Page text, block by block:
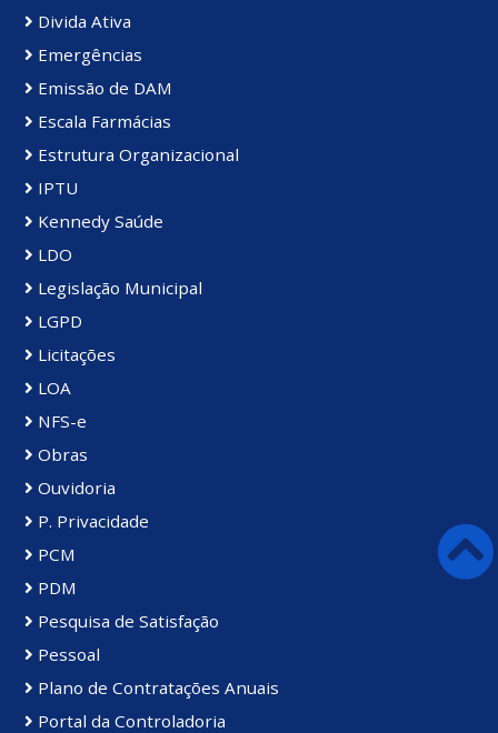
Divida Ativa
Emergências
Emissão de DAM
Escala Farmácias
Estrutura Organizacional
IPTU
Kennedy Saúde
LDO
Legislação Municipal
LGPD
Licitações
LOA
NFS-e
Obras
Ouvidoria
P. Privacidade
PCM
PDM
Pesquisa de Satisfação
Pessoal
Plano de Contratações Anuais
Portal da Controladoria